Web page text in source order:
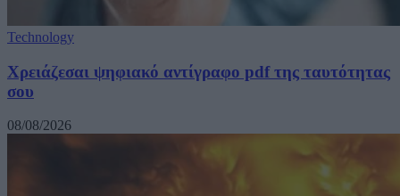
Technology
Χρειάζεσαι ψηφιακό αντίγραφο pdf της ταυτότητας
σου
08/08/2026